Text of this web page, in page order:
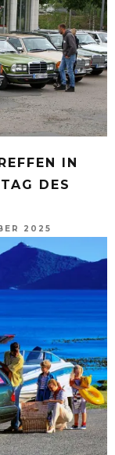
IN
DES
2025